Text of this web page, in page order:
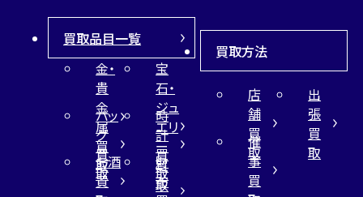
買取品目一覧
金・
貴
金
属
買
取
宝
石・
ジュ
エリ
ー
買
取
バッ
グ
買
取
時
計
買
取
お酒
買
財
布
買取方法
店
舗
買
取
出
張
買
取
催
事
買